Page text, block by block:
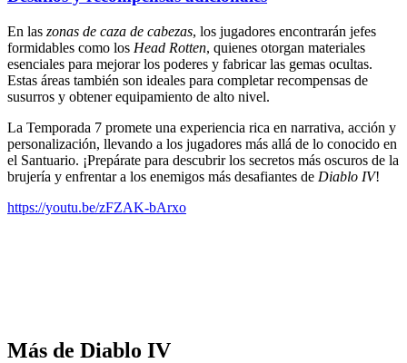
En las zonas de caza de cabezas, los jugadores encontrarán jefes
formidables como los Head Rotten, quienes otorgan materiales
esenciales para mejorar los poderes y fabricar las gemas ocultas.
Estas áreas también son ideales para completar recompensas de
susurros y obtener equipamiento de alto nivel.
La Temporada 7 promete una experiencia rica en narrativa, acción y
personalización, llevando a los jugadores más allá de lo conocido en
el Santuario. ¡Prepárate para descubrir los secretos más oscuros de la
brujería y enfrentar a los enemigos más desafiantes de Diablo IV!
https://youtu.be/zFZAK-bArxo
Más de Diablo IV